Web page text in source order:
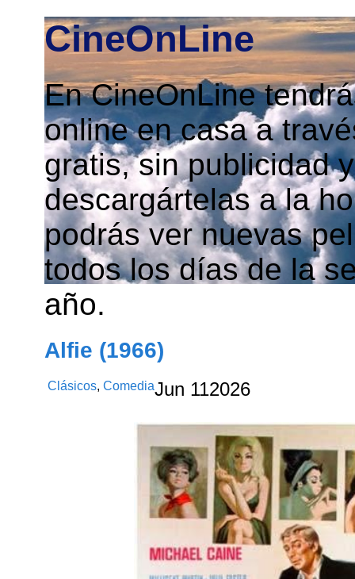
CineOnLine
En CineOnLine
online en casa a
gratis, sin publicidad
descargártelas a la
podrás ver nuevas
todos los días de la
año.
Alfie (1966)
Clásicos,ComediaJun 112026